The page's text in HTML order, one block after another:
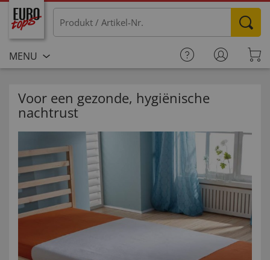
MENU
Voor een gezonde, hygiënische
nachtrust